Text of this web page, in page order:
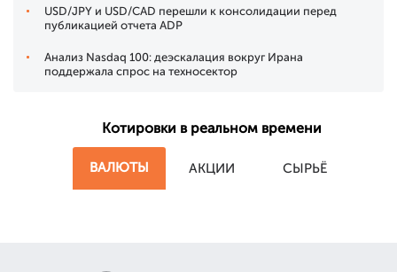
USD/JPY и USD/CAD перешли к консолидации перед
публикацией отчета ADP
Анализ Nasdaq 100: деэскалация вокруг Ирана
поддержала спрос на техносектор
Котировки в реальном времени
ВАЛЮТЫ АКЦИИ СЫРЬЁ